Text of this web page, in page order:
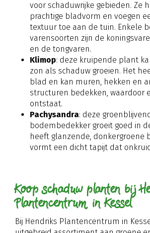
voor schaduwrijke gebieden. Ze
prachtige bladvorm en voegen
textuur toe aan de tuin. Enkele
varensoorten zijn de
en de tongvaren.
Klimop: deze kruipende plant
zon als schaduw groeien. Het
blad en kan muren, hekken en
structuren bedekken, waardoor
ontstaat.
Pachysandra: deze
bodembedekker groeit goed in
heeft glanzende, donkergroene
vormt een dicht tapijt dat
Koop schaduw planten bij
Plantencentrum in Kessel
Bij Hendriks Plantencentrum in